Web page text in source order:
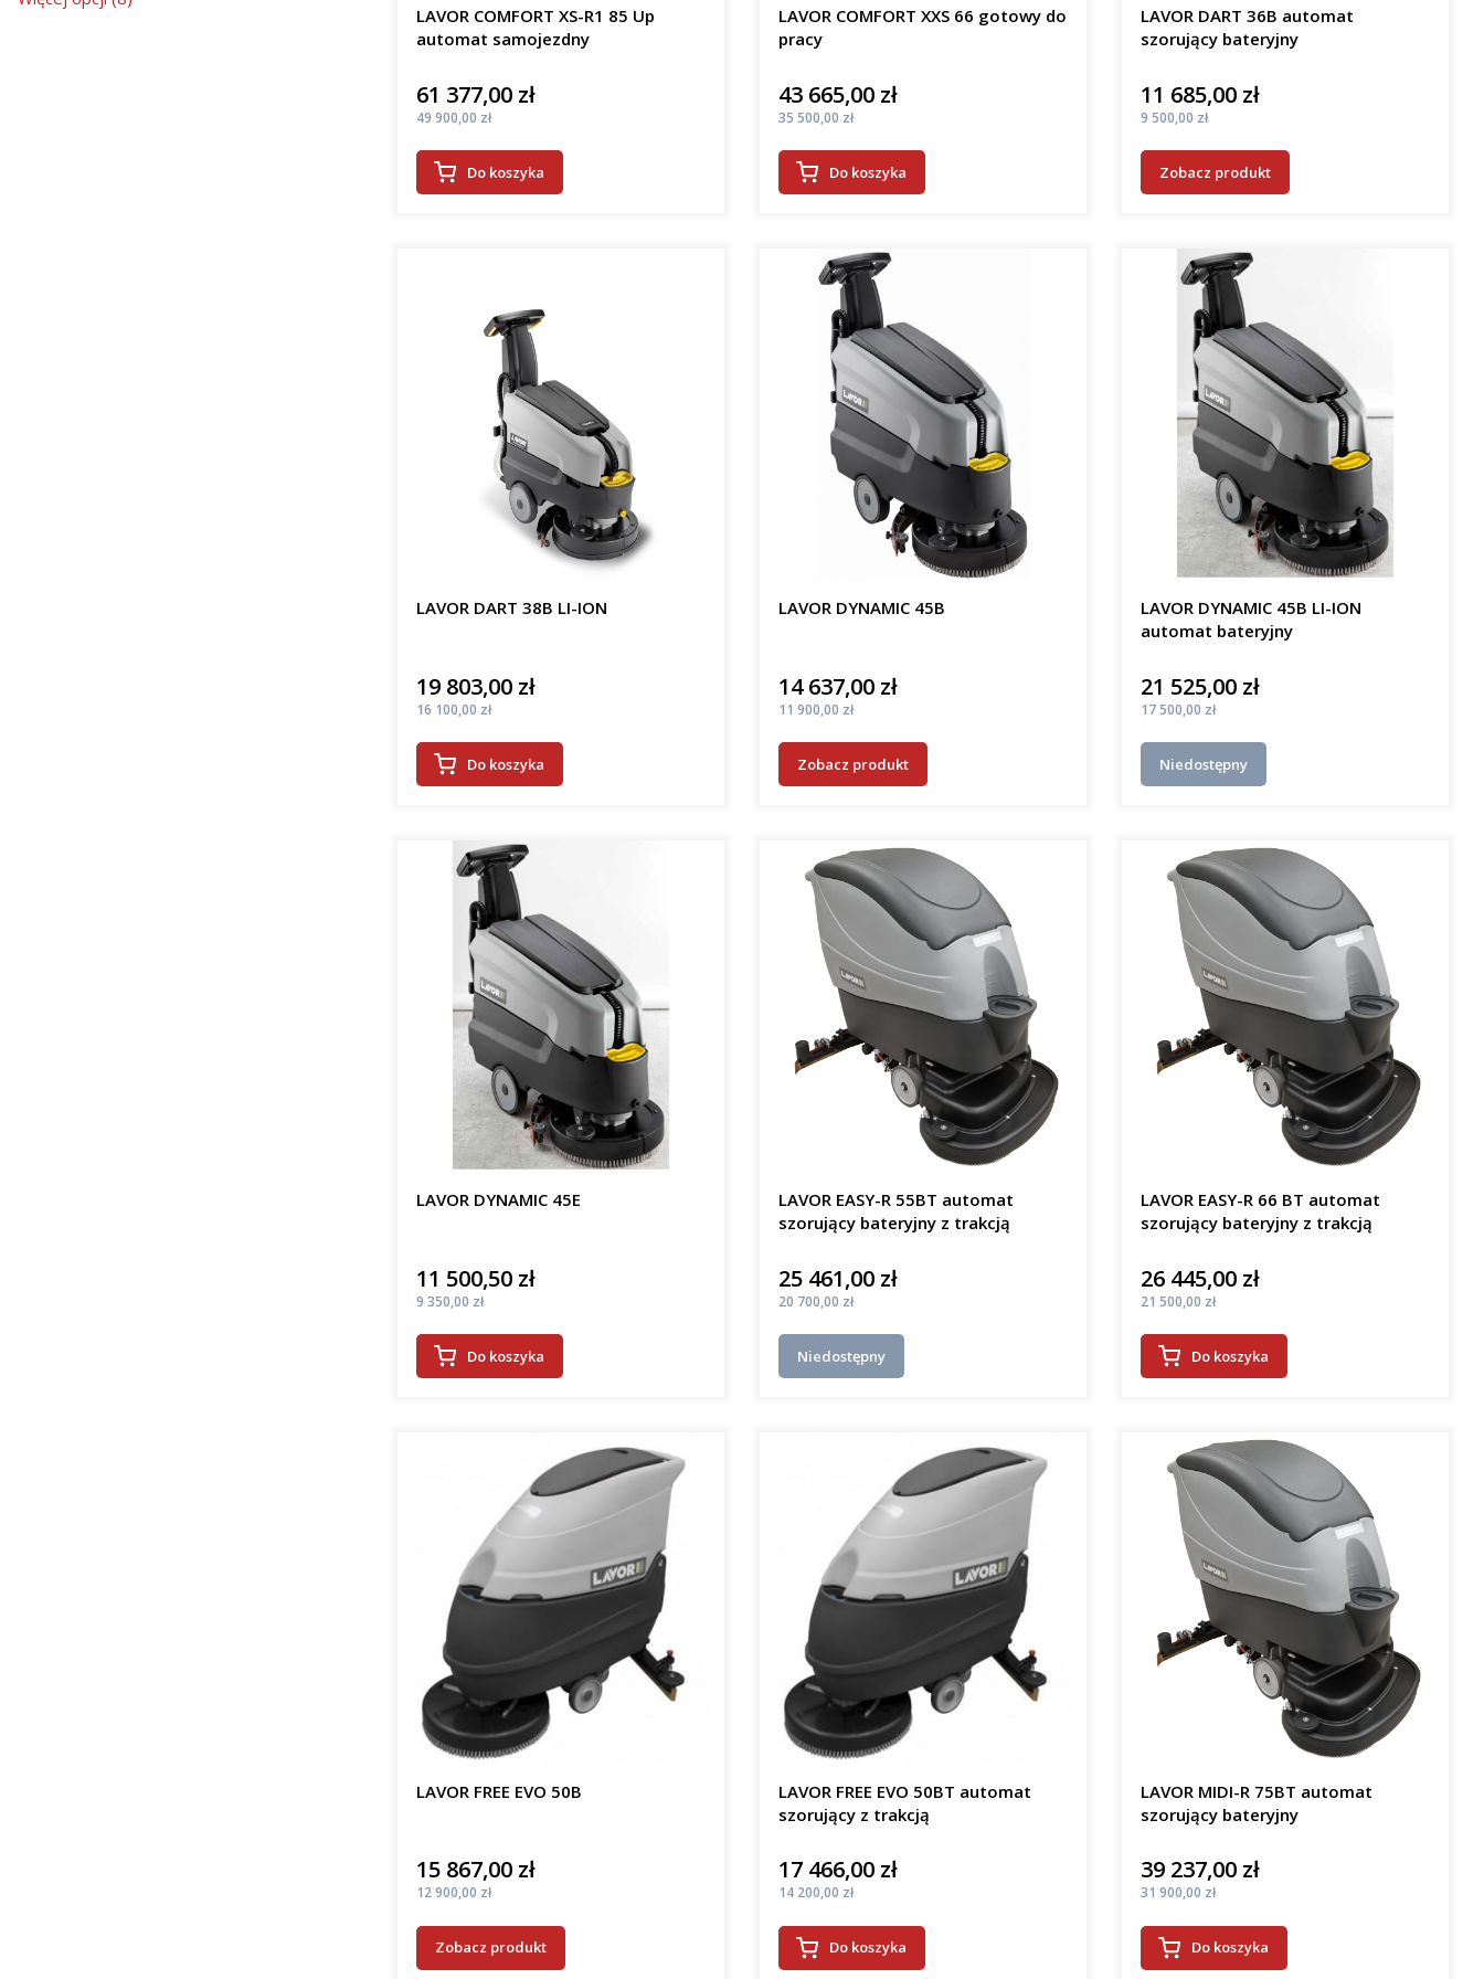
LAVOR COMFORT XS-R1 85 Up
automat samojezdny
Cena
61 377,00 zł
Cena
49 900,00 zł
Do koszyka
LAVOR COMFORT XXS 66 gotowy do
pracy
Cena
43 665,00 zł
Cena
35 500,00 zł
Do koszyka
LAVOR DART 36B automat
szorujący bateryjny
Cena
11 685,00 zł
Cena
9 500,00 zł
Zobacz produkt
LAVOR DART 38B LI-ION
Cena
19 803,00 zł
Cena
16 100,00 zł
Do koszyka
LAVOR DYNAMIC 45B
Cena
14 637,00 zł
Cena
11 900,00 zł
Zobacz produkt
LAVOR DYNAMIC 45B LI-ION
automat bateryjny
Cena
21 525,00 zł
Cena
17 500,00 zł
Niedostępny
LAVOR DYNAMIC 45E
Cena
11 500,50 zł
Cena
9 350,00 zł
Do koszyka
LAVOR EASY-R 55BT automat
szorujący bateryjny z trakcją
Cena
25 461,00 zł
Cena
20 700,00 zł
Niedostępny
LAVOR EASY-R 66 BT automat
szorujący bateryjny z trakcją
Cena
26 445,00 zł
Cena
21 500,00 zł
Do koszyka
LAVOR FREE EVO 50B
Cena
15 867,00 zł
Cena
12 900,00 zł
Zobacz produkt
LAVOR FREE EVO 50BT automat
szorujący z trakcją
Cena
17 466,00 zł
Cena
14 200,00 zł
Do koszyka
LAVOR MIDI-R 75BT automat
szorujący bateryjny
Cena
39 237,00 zł
Cena
31 900,00 zł
Do koszyka